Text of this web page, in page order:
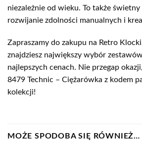
niezależnie od wieku. To także świetny
rozwijanie zdolności manualnych i
Zapraszamy do zakupu na Retro
znajdziesz największy wybór
najlepszych cenach. Nie przegap
8479 Technic – Ciężarówka z kodem
kolekcji!
MOŻE SPODOBA SIĘ RÓWNIEŻ…